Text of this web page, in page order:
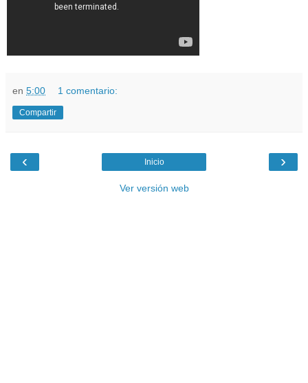
en 5:00 1 comentario:
Compartir
‹ ›
Inicio
Ver versión web